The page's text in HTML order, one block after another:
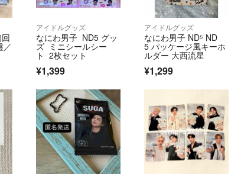
／
アイドルグッズ
なにわ男子 ND5 グッ
ズ ミニシールシー
ト 2枚セット
¥1,399
アイドルグッズ
なにわ男子 ND⁵ ND
5 パッケージ風キーホ
ルダー 大西流星
¥1,299